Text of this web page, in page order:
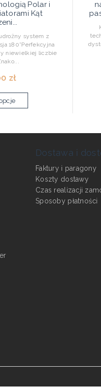
Polar i
Kąt
system z
180°Perfekcyjna
niewielkiej liczbie
zł
Dostawa i
Faktury i paragony
Koszty dostawy
Czas realizacji
Sposoby płatności